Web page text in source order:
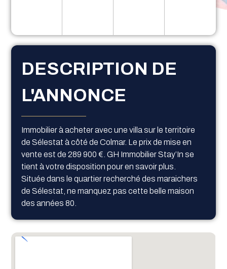
DESCRIPTION DE
L'ANNONCE
Immobilier à acheter avec une villa sur le territoire
de Sélestat à côté de Colmar. Le prix de mise en
vente est de 289 900 €. GH Immobilier Stay’In se
tient à votre disposition pour en savoir plus.
Située dans le quartier recherché des maraichers
de Sélestat, ne manquez pas cette belle maison
des années 80.